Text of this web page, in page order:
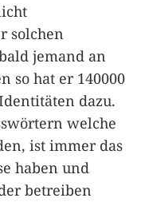
solchen
jemand an
so hat er 140000
dazu.
welche
ist immer das
haben und
betreiben